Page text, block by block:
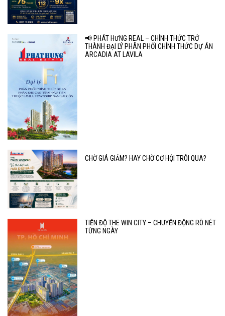
📢 PHÁT HƯNG REAL – CHÍNH THỨC TRỞ
THÀNH ĐẠI LÝ PHÂN PHỐI CHÍNH THỨC DỰ ÁN
ARCADIA AT LAVILA
CHỜ GIÁ GIẢM? HAY CHỜ CƠ HỘI TRÔI QUA?
TIẾN ĐỘ THE WIN CITY – CHUYỂN ĐỘNG RÕ NÉT
TỪNG NGÀY